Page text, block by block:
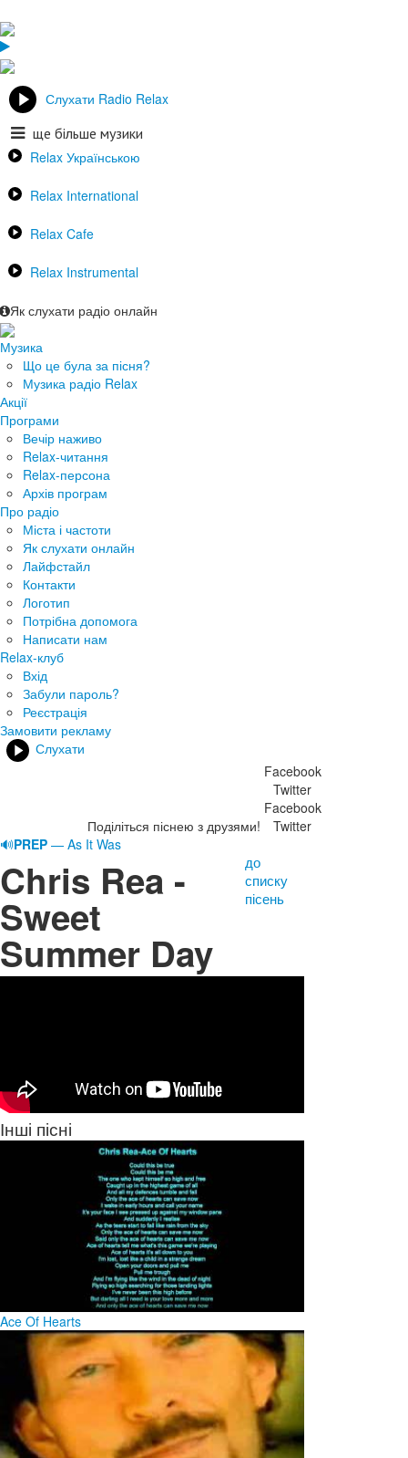
Слухати Radio Relax
ще більше музики
Relax Українською
Relax International
Relax Cafe
Relax Instrumental
Як слухати радіо онлайн
Музика
Що це була за пісня?
Музика радіо Relax
Акції
Програми
Вечір наживо
Relax-читання
Relax-персона
Архів програм
Про радіо
Міста і частоти
Як слухати онлайн
Лайфстайл
Контакти
Логотип
Потрібна допомога
Написати нам
Relax-клуб
Вхід
Забули пароль?
Реєстрація
Замовити рекламу
Слухати
Поділіться піснею з друзями!
Facebook
Twitter
Facebook
Twitter
🔊PREP — As It Was
Chris Rea -
Sweet
Summer Day
до
списку
пісень
Інші пісні
Ace Of Hearts